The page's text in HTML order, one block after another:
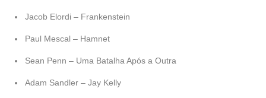
Jacob Elordi – Frankenstein
Paul Mescal – Hamnet
Sean Penn – Uma Batalha Após a Outra
Adam Sandler – Jay Kelly